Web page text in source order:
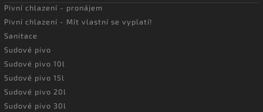
Pivní chlazení - pronájem
Pivní chlazení - Mít vlastní se vyplatí!
Sanitace
Sudové pivo
Sudové pivo 10l
Sudové pivo 15l
Sudové pivo 20l
Sudové pivo 30l